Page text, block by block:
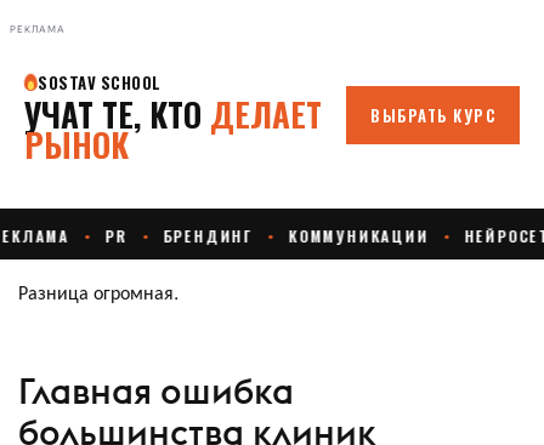
РЕКЛАМА
Разница огромная.
Главная ошибка
большинства клиник